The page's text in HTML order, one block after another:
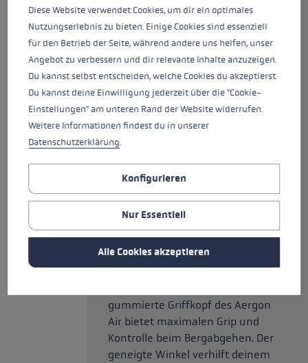
am Berg unterwegs! Denn mit
nur 200 g ist es der leichteste
Stock der Trekkingkollektion und
aus 100 Prozent Carbon. Er ist
mit dem neuen Aergon Air aus
Echtkork ausgestattet. Die
neuste Generation des speziell
für Trekking abgestimmten
Griffs wurde in Komfort und
in allen Details verbessert. Die
ermöglicht eine Kombination
aus Leichtbauweise mit großen,
unterstützenden Flächen, die
allen ergonomischen
Anforderungen deiner Hand
gummierte Griffkopf des Aergon
Air bietet maximalen Grip und
Kontrolle beim Bergabgehen. Der
geneigte Winkel verhilft deinem
Diese Website verwendet Cookies, um dir ein optimales
Nutzungserlebnis zu bieten. Einige Cookies sind essenziell
für den Betrieb der Seite, während andere uns helfen, unser
Angebot zu verbessern und dir relevante Inhalte anzuzeigen.
Du kannst selbst entscheiden, welche Cookies du akzeptierst.
Du kannst deine Einwilligung jederzeit über die "Cookie-
Einstellungen" am unteren Rand der Website widerrufen.
Weitere Informationen findest du in unserer
Datenschutzerklärung.
Konfigurieren
Nur Essentiell
Alle Cookies akzeptieren